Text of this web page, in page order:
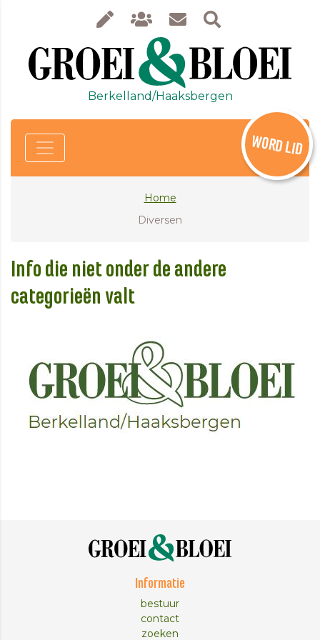
Berkelland/Haaksbergen
WORD LID
Home
Diversen
Info die niet onder de andere
categorieën valt
Informatie
bestuur
contact
zoeken